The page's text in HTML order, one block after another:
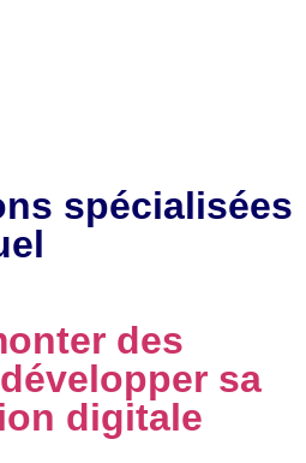
spécialisées
des
sa
digitale